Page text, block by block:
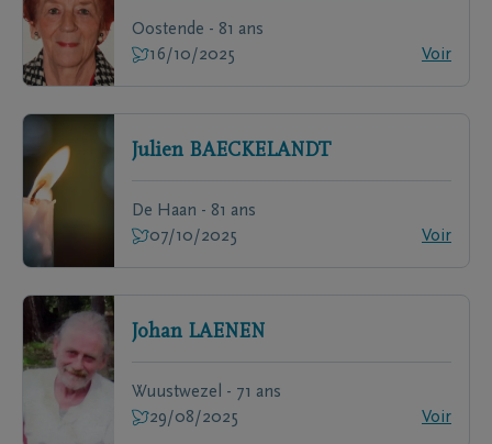
Oostende - 81 ans
16/10/2025
Voir
Julien BAECKELANDT
De Haan - 81 ans
07/10/2025
Voir
Johan LAENEN
Wuustwezel - 71 ans
29/08/2025
Voir